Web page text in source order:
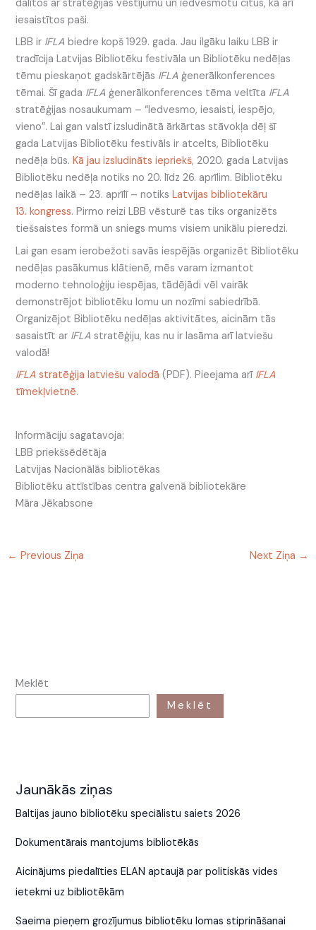
dalītos ar stratēģijas vēstījumu un iedvesmotu citus, kā arī
iesaistītos paši.
LBB ir IFLA biedre kopš 1929. gada. Jau ilgāku laiku LBB ir
tradīcija Latvijas Bibliotēku festivāla un Bibliotēku nedēļas
tēmu pieskaņot gadskārtējās IFLA ģenerālkonferences
tēmai. Šī gada IFLA ģenerālkonferences tēma veltīta IFLA
stratēģijas nosaukumam – “Iedvesmo, iesaisti, iespējo,
vieno”. Lai gan valstī izsludinātā ārkārtas stāvokļa dēļ šī
gada Latvijas Bibliotēku festivāls ir atcelts, Bibliotēku
nedēļa būs.Kā jau izsludināts iepriekš, 2020. gada Latvijas
Bibliotēku nedēļa notiks no 20. līdz 26. aprīlim. Bibliotēku
nedēļas laikā – 23. aprīlī – notiksLatvijas bibliotekāru
13. kongress. Pirmo reizi LBB vēsturē tas tiks organizēts
tiešsaistes formā un sniegs mums visiem unikālu pieredzi.
Lai gan esam ierobežoti savās iespējās organizēt Bibliotēku
nedēļas pasākumus klātienē, mēs varam izmantot
moderno tehnoloģiju iespējas, tādējādi vēl vairāk
demonstrējot bibliotēku lomu un nozīmi sabiedrībā.
Organizējot Bibliotēku nedēļas aktivitātes, aicinām tās
sasaistīt ar IFLA stratēģiju, kas nu ir lasāma arī latviešu
valodā!
IFLA stratēģija latviešu valodā (PDF). Pieejama arī IFLA
tīmekļvietnē.
Informāciju sagatavoja:
LBB priekšsēdētāja
Latvijas Nacionālās bibliotēkas
Bibliotēku attīstības centra galvenā bibliotekāre
Māra Jēkabsone
← Previous Ziņa Next Ziņa →
Meklēt
Meklēt
Jaunākās ziņas
Baltijas jauno bibliotēku speciālistu saiets 2026
Dokumentārais mantojums bibliotēkās
Aicinājums piedalīties ELAN aptaujā par politiskās vides
ietekmi uz bibliotēkām
Saeima pieņem grozījumus bibliotēku lomas stiprināšanai